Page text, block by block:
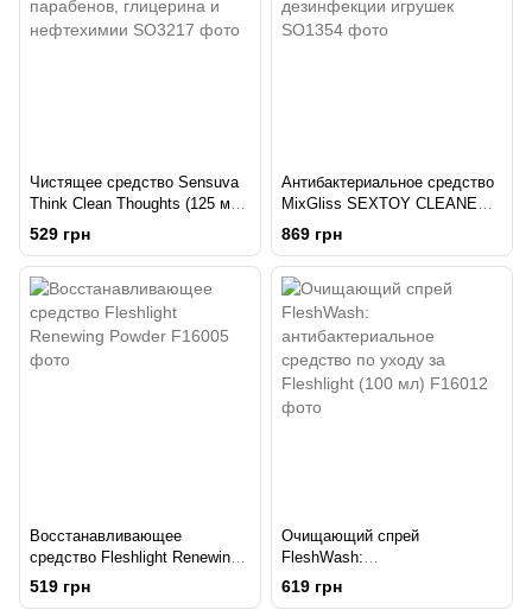
Чистящее средство Sensuva
Think Clean Thoughts (125 мл)
без парабенов, глицерина и
нефтехимии
529 грн
Антибактериальное средство
MixGliss SEXTOY CLEANER
(100 мл) для дезинфекции
игрушек
869 грн
Восстанавливающее
средство Fleshlight Renewing
Powder
519 грн
Очищающий спрей
FleshWash:
антибактериальное средство
по уходу за Fleshlight (100 мл)
619 грн